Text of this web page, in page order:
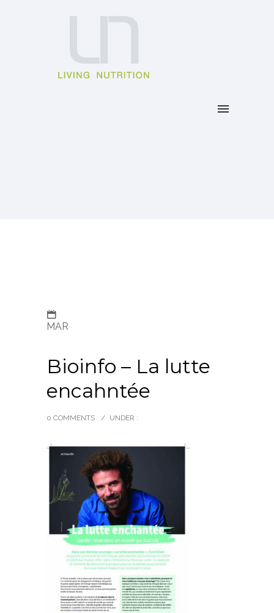
MAR
Bioinfo – La lutte
encahntée
0 COMMENTS / UNDER :